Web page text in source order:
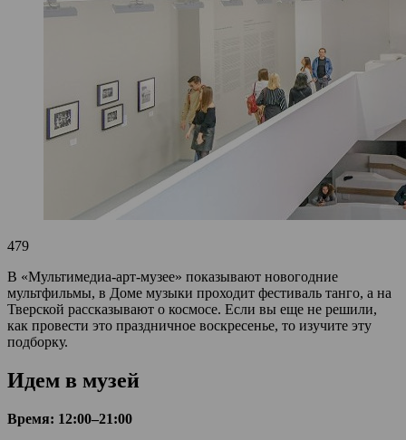
479
В «Мультимедиа-арт-музее» показывают новогодние
мультфильмы, в Доме музыки проходит фестиваль танго, а на
Тверской рассказывают о космосе. Если вы еще не решили,
как провести это праздничное воскресенье, то изучите эту
подборку.
Идем в музей
Время: 12:00–21:00